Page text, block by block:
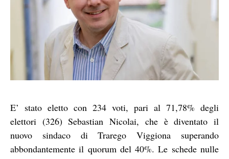
E’ stato eletto con 234 voti, pari al 71,78% degli
elettori (326) Sebastian Nicolai, che è diventato il
nuovo sindaco di Trarego Viggiona superando
abbondantemente il quorum del 40%. Le schede nulle